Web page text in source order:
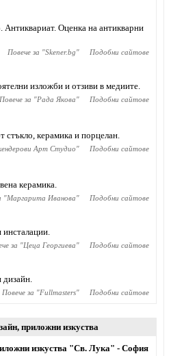
Антиквариат. Оценка на антикварни
Повече за "Skener.bg" Подобни сайтове
изложби и отзиви в медиите.
Повече за "Рада Якова" Подобни сайтове
стъкло, керамика и порцелан.
Арт Студио" Подобни сайтове
керамика.
"Маргарита Иванова" Подобни сайтове
инсталации.
за "Цеца Георгиева" Подобни сайтове
дизайн.
Повече за "Fullmasters" Подобни сайтове
, приложни изкуства
изкуства "Св. Лука" - София